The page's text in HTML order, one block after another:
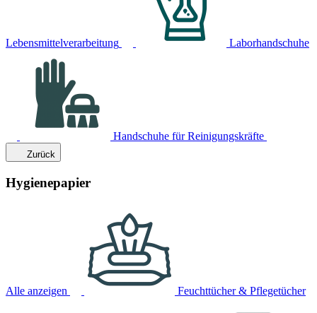
Lebensmittelverarbeitung Laborhandschuhe
Handschuhe für Reinigungskräfte
Zurück
Hygienepapier
Alle anzeigen Feuchttücher & Pflegetücher